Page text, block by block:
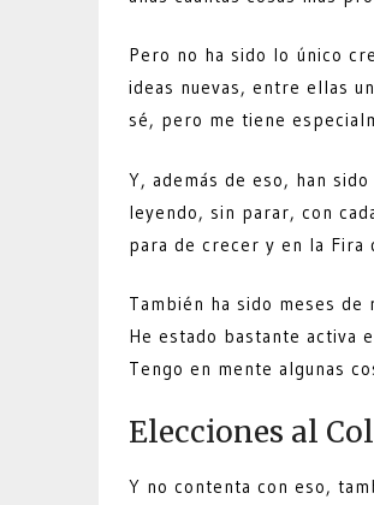
Pero no ha sido lo único
ideas nuevas, entre ellas
sé, pero me tiene
Y, además de eso, han
leyendo, sin parar, con
para de crecer y en la Fira
También ha sido meses
He estado bastante activa
Tengo en mente algunas
Elecciones al
Y no contenta con eso,